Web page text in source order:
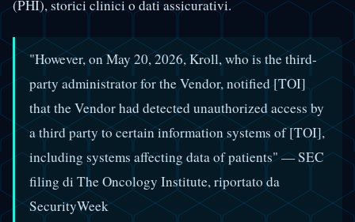
(PHI), storici clinici o dati assicurativi.
"However, on May 20, 2026, Kroll, who is the third-
party administrator for the Vendor, notified [TOI]
that the Vendor had detected unauthorized access by
a third party to certain information systems of [TOI],
including systems affecting data of patients" — SEC
filing di The Oncology Institute, riportato da
SecurityWeek